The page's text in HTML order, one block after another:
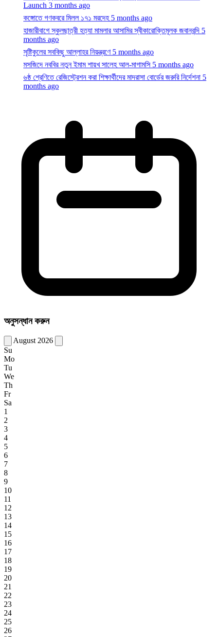
কঙ্গোতে গণকবরে মিলল ১৭১ মরদেহ
হাজারীবাগে স্কুলছাত্রী হত্যা মামলার আসামির স্বীকারোক্তিমূলক জবানবন্দি
months ago
সৃষ্টিকুলের সবকিছু আল্লাহর নিয়ন্ত্রণে
মসজিদে নববির নতুন ইমাম শায়খ সালেহ আল-মাগামসি5 months ago
৬ষ্ঠ শ্রেণিতে রেজিস্ট্রেশন করা শিক্ষার্থীদের মাদরাসা বোর্ডের জরুরি নির্দেশনা
months ago
রমজানের চাঁদ দেখা নিয়ে সৌদি আরবের বার্তা
গোপালগঞ্জে জমি নিয়ে বিরোধে বাড়িতে হামলা, হাতুড়িপেটায় নারী নিহত
অনুসন্ধান করুন
August 2026
Su
Mo
Tu
We
Th
Fr
Sa
1
2
3
4
5
6
7
8
9
10
11
12
13
14
15
16
17
18
19
20
21
22
23
24
25
26